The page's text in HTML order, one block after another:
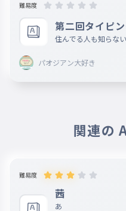
が
が
ぎ
ざ
ざ
難易度
第二回タイピ
道府県の絶景！
住んでる人も知らな
んね🙇‍♂️） 北海道と
だきます
パオジアン大好き
関連の
難易度
茜
あ